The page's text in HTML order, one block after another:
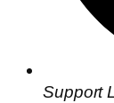
Support